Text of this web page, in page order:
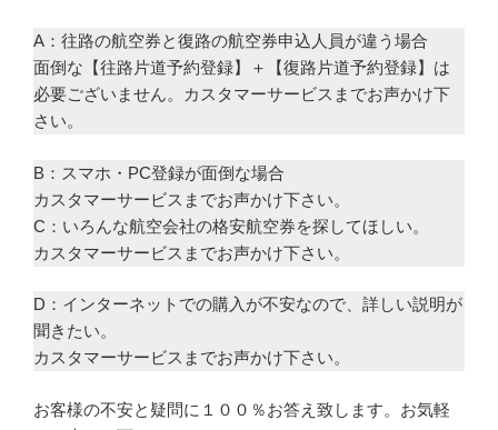
A：往路の航空券と復路の航空券申込人員が違う場合
面倒な【往路片道予約登録】＋【復路片道予約登録】は
必要ございません。カスタマーサービスまでお声かけ下
さい。
B：スマホ・PC登録が面倒な場合
カスタマーサービスまでお声かけ下さい。
C：いろんな航空会社の格安航空券を探してほしい。
カスタマーサービスまでお声かけ下さい。
D：インターネットでの購入が不安なので、詳しい説明が
聞きたい。
カスタマーサービスまでお声かけ下さい。
お客様の不安と疑問に１００％お答え致します。お気軽